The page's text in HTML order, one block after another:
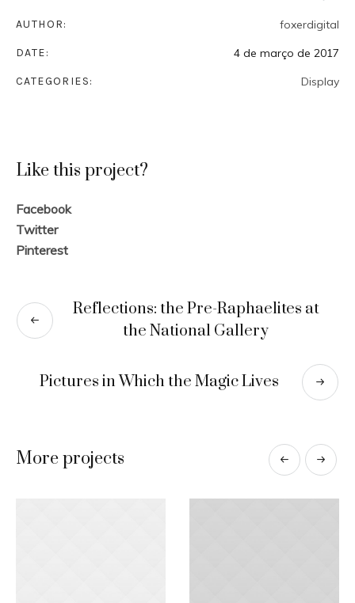
AUTHOR: foxerdigital
DATE: 4 de março de 2017
CATEGORIES: Display
Like this project?
Facebook
Twitter
Pinterest
Reflections: the Pre-Raphaelites at
the National Gallery
Pictures in Which the Magic Lives
More projects